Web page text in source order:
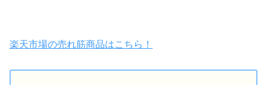
楽天市場の売れ筋商品はこちら！